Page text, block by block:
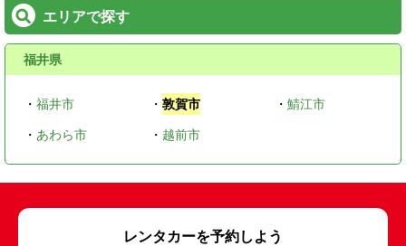
エリアで探す
福井県
・ 福井市 ・ 敦賀市 ・鯖江市
・ あわら市 ・ 越前市
レンタカーを予約しよう